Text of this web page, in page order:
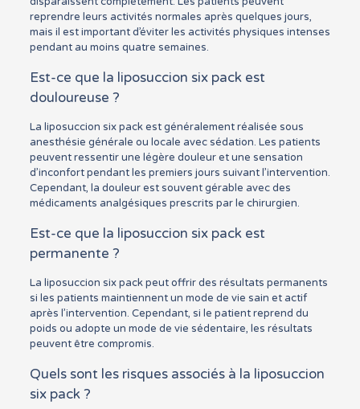
reprendre leurs activités normales après quelques jours,
mais il est important d’éviter les activités physiques intenses
pendant au moins quatre semaines.
Est-ce que la liposuccion six pack est
douloureuse ?
La liposuccion six pack est généralement réalisée sous
anesthésie générale ou locale avec sédation. Les patients
peuvent ressentir une légère douleur et une sensation
d’inconfort pendant les premiers jours suivant l’intervention.
Cependant, la douleur est souvent gérable avec des
médicaments analgésiques prescrits par le chirurgien.
Est-ce que la liposuccion six pack est
permanente ?
La liposuccion six pack peut offrir des résultats permanents
si les patients maintiennent un mode de vie sain et actif
après l’intervention. Cependant, si le patient reprend du
poids ou adopte un mode de vie sédentaire, les résultats
peuvent être compromis.
Quels sont les risques associés à la liposuccion
six pack ?